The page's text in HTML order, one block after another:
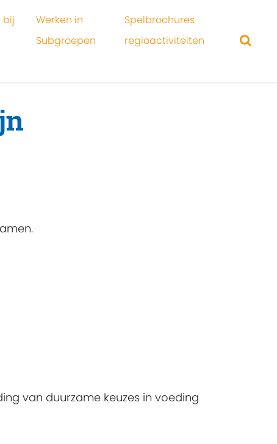
bij
Werken in
Subgroepen
Spelbrochures
regioactiviteiten
van duurzame keuzes in voeding